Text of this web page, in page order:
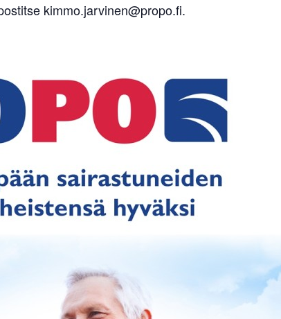
kimmo.jarvinen@propo.fi.